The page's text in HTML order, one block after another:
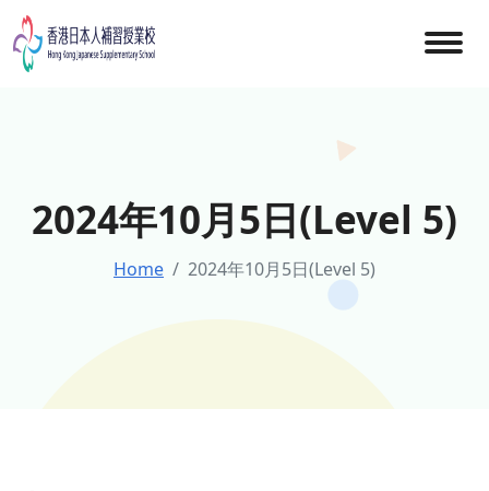
Skip
to
content
2024年10月5日(Level 5)
Home 2024年10月5日(Level 5)